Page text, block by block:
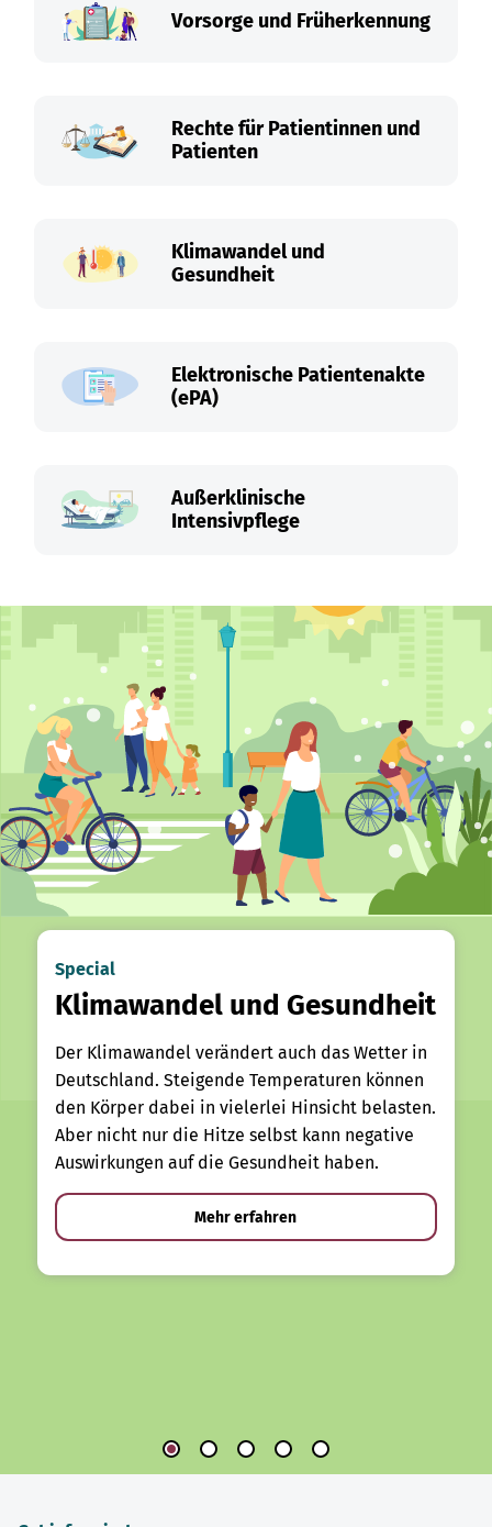
Vorsorge und Früherkennung
Rechte für Patientinnen und
Patienten
Klimawandel und
Gesundheit
Elektronische Patientenakte
(ePA)
Außerklinische
Intensivpflege
Special
Klimawandel und Gesundheit
Der Klimawandel verändert auch das Wetter in
Deutschland. Steigende Temperaturen können
den Körper dabei in vielerlei Hinsicht belasten.
Aber nicht nur die Hitze selbst kann negative
Auswirkungen auf die Gesundheit haben.
Mehr erfahren